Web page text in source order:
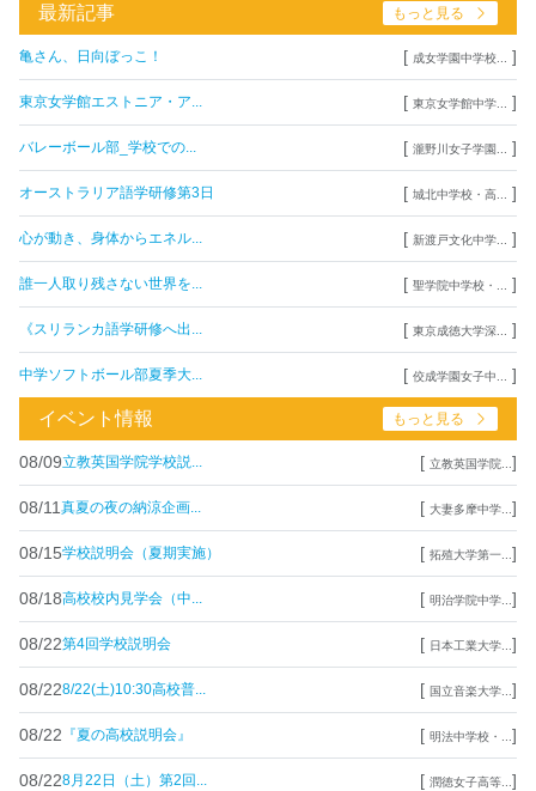
最新記事 もっと見る
亀さん、日向ぼっこ！ [ 成女学園中学校... ]
東京女学館エストニア・ア... [ 東京女学館中学... ]
バレーボール部_学校での... [ 瀧野川女子学園... ]
オーストラリア語学研修第3日 [ 城北中学校・高... ]
心が動き、身体からエネル... [ 新渡戸文化中学... ]
誰一人取り残さない世界を... [ 聖学院中学校・... ]
《スリランカ語学研修へ出... [ 東京成徳大学深... ]
中学ソフトボール部夏季大... [ 佼成学園女子中... ]
イベント情報 もっと見る
08/09立教英国学院学校説... [ 立教英国学院... ]
08/11 真夏の夜の納涼企画... [ 大妻多摩中学... ]
08/15学校説明会（夏期実施） [ 拓殖大学第一... ]
08/18高校校内見学会（中... [ 明治学院中学... ]
08/22第4回学校説明会 [ 日本工業大学... ]
08/228/22(土)10:30高校普... [ 国立音楽大学... ]
08/22 『夏の高校説明会』 [ 明法中学校・... ]
08/228月22日（土）第2回... [ 潤徳女子高等... ]